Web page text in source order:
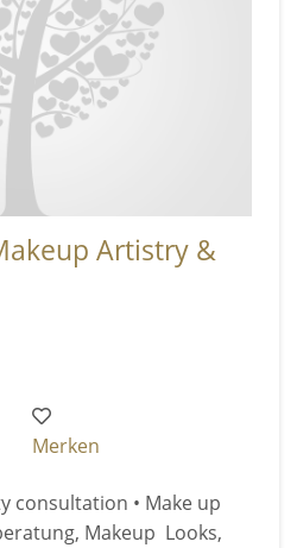
Artistry &
Merken
consultation • Make up
Makeup Looks,